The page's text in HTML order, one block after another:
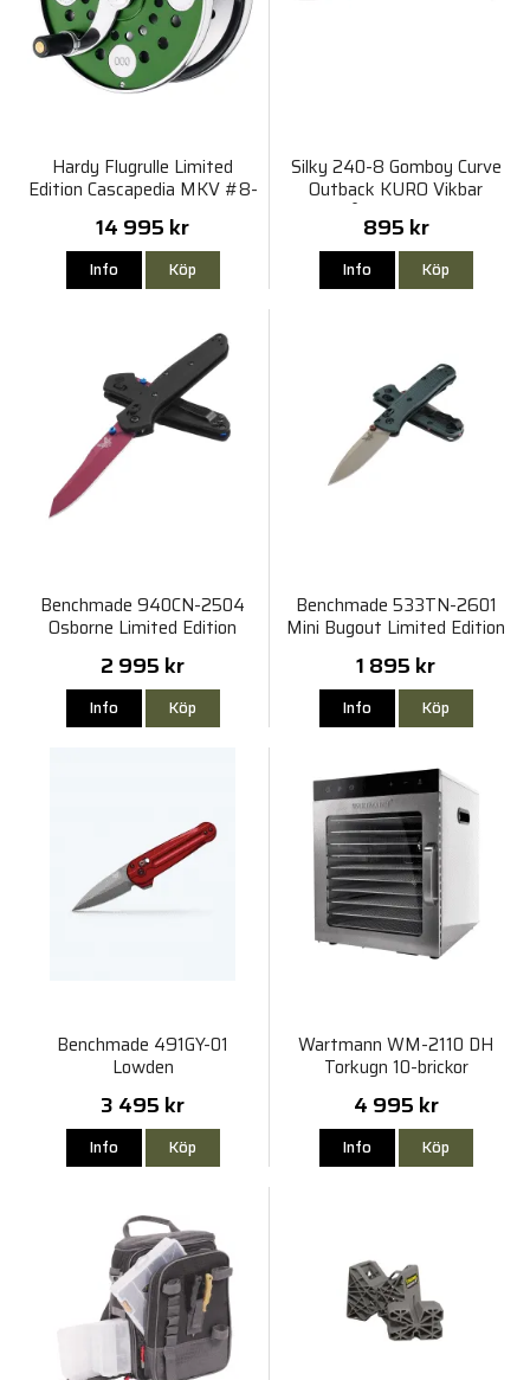
Hardy Flugrulle Limited
Edition Cascapedia MKV #8-
14 995 kr
Info Köp
Silky 240-8 Gomboy Curve
Outback KURO Vikbar
Handsåg Limited Edition
895 kr
Info Köp
Benchmade 940CN-2504
Osborne Limited Edition
2 995 kr
Info Köp
Benchmade 533TN-2601
Mini Bugout Limited Edition
1 895 kr
Info Köp
Benchmade 491GY-01
Lowden
3 495 kr
Info Köp
Wartmann WM-2110 DH
Torkugn 10-brickor
4 995 kr
Info Köp